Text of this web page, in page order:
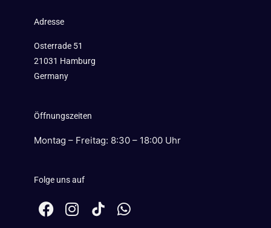
Adresse
Osterrade 51
21031 Hamburg
Germany
Öffnungszeiten
Montag – Freitag: 8:30 – 18:00 Uhr
Folge uns auf
F
a
I
n
W
h